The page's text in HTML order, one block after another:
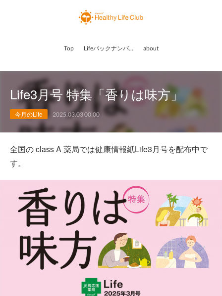
Top Lifeバックナンバー about
Life3月号 特集「香りは味方」
今月のLife 2025.03.03 00:00
全国の class A 薬局では健康情報紙Life3月号を配布中で
す。